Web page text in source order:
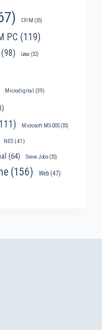
CP/M (35)
PC (119)
(98) Linux(32)
Microdigital (39)
Microsoft MS-DOS(35)
NES(41)
(64) Steve Jobs(35)
(156) Web(47)